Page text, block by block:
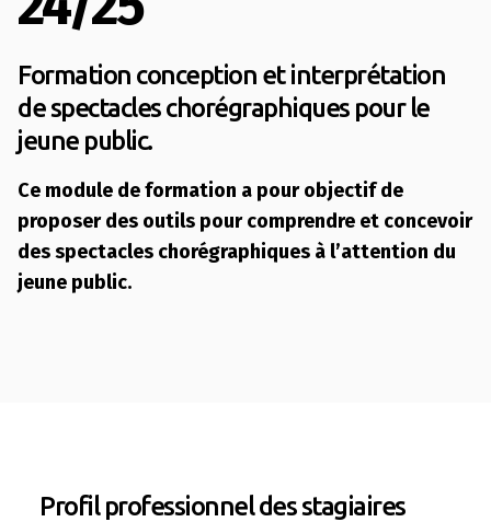
Formation conception et interprétation
de spectacles chorégraphiques pour le
jeune public.
Ce module de formation a pour objectif de
proposer des outils pour comprendre et concevoir
des spectacles chorégraphiques à l’attention du
jeune public.
Profil professionnel des stagiaires